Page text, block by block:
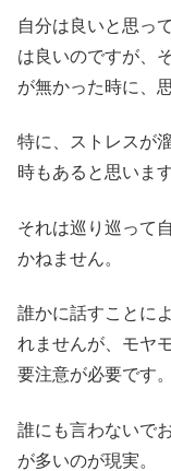
自分は良いと思っ
は良いのですが、
が無かった時に、
特に、ストレスが
時もあると思います
それは巡り巡って
かねません。
誰かに話すことに
れませんが、モヤ
要注意が必要です。
誰にも言わないで
が多いのが現実。